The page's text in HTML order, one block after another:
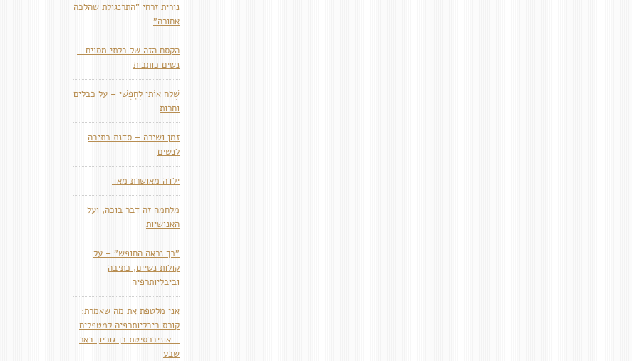
נורית זרחי "התרנגולת שהלכה
אחורה"
הקסם הזה של בלתי מסוים –
נשים כותבות
שְׁלַח אוֹתִי לְחָפְשִׁי – על כבלים
וחרות
זמן ושירה – סדנת כתיבה
לנשים
ילדה מאושרת מאד
מלחמה זה דבר בוכה, ועל
האנושיות
"כך נראה החופש" – על
קולות נשיים, כתיבה
וביבליותרפיה
אני מלטפת את מה שאמרת:
קורס ביבליותרפיה למטפלים
– אוניברסיטת בן גוריון באר
שבע